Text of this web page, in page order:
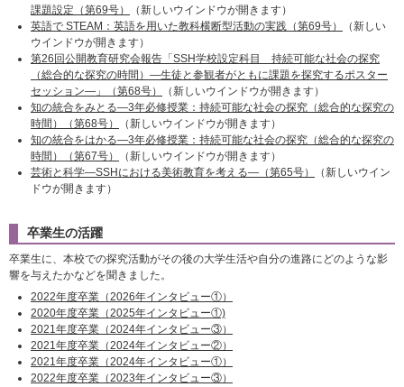
課題設定（第69号）
（新しいウインドウが開きます）
英語で STEAM：英語を用いた教科横断型活動の実践（第69号）
（新しい
ウインドウが開きます）
第26回公開教育研究会報告「SSH学校設定科目 持続可能な社会の探究
（総合的な探究の時間）―生徒と参観者がともに課題を探究するポスター
セッション―」（第68号）
（新しいウインドウが開きます）
知の統合をみとる―3年必修授業：持続可能な社会の探究（総合的な探究の
時間）（第68号）
（新しいウインドウが開きます）
知の統合をはかる―3年必修授業：持続可能な社会の探究（総合的な探究の
時間）（第67号）
（新しいウインドウが開きます）
芸術と科学―SSHにおける美術教育を考える―（第65号）
（新しいウイン
ドウが開きます）
卒業生の活躍
卒業生に、本校での探究活動がその後の大学生活や自分の進路にどのような影
響を与えたかなどを聞きました。
2022年度卒業（2026年インタビュー①）
2020年度卒業（2025年インタビュー①)
2021年度卒業（2024年インタビュー③）
2021年度卒業（2024年インタビュー②）
2021年度卒業（2024年インタビュー①）
2022年度卒業（2023年インタビュー③）